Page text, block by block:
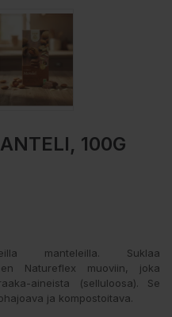
100G
manteleilla. Suklaa
Natureflex muoviin, joka
aineista (selluloosa). Se
ja kompostoitava.